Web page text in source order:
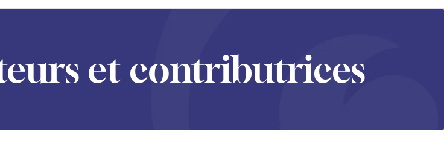
et contributrices